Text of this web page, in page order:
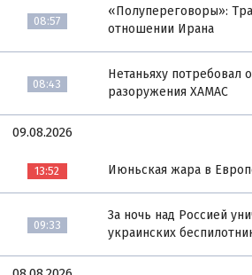
08:57
«Полупереговоры»:
отношении Ирана
08:43
Нетаньяху потребовал
разоружения ХАМАС
09.08.2026
13:52 Июньская жара в
09:33
За ночь над Россией
украинских